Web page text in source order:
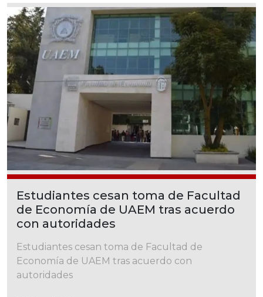
Estudiantes cesan toma de Facultad
de Economía de UAEM tras acuerdo
con autoridades
Estudiantes cesan toma de Facultad de
Economía de UAEM tras acuerdo con
autoridades